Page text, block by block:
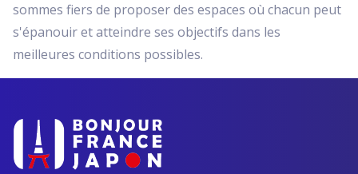
sommes fiers de proposer des espaces où chacun peut
s'épanouir et atteindre ses objectifs dans les
meilleures conditions possibles.